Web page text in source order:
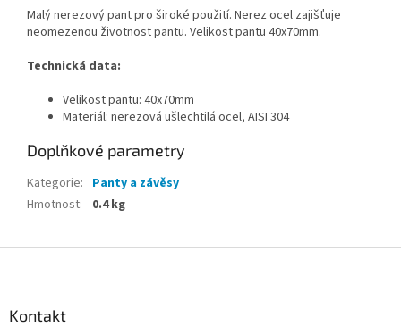
Malý nerezový pant pro široké použití. Nerez ocel zajišťuje
neomezenou životnost pantu. Velikost pantu 40x70mm.
Technická data:
Velikost pantu: 40x70mm
Materiál: nerezová ušlechtilá ocel, AISI 304
Doplňkové parametry
Kategorie: Panty a závěsy
Hmotnost: 0.4 kg
Kontakt